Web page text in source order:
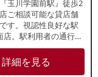
玉川学園前駅』徒歩2
ご相談可能な貸店舗
す。視認性良好な駅
店。駅利用者の通行が
した集客が期待でき
件等、お気軽にお問
ください。
詳細を見る